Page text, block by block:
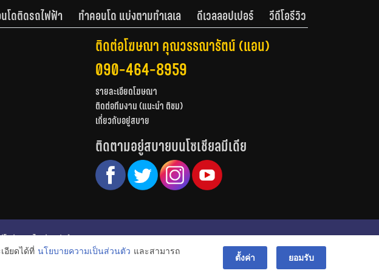
โดติดรถไฟฟ้า ทำคอนโด แบ่งตามทำเลเล ดีเวลลอปเปอร์ วีดีโอรีวิว
ติดต่อโฆษณา คุณวรรณารัตน์ (แอน)
090-464-8959
รายละเอียดโฆษณา
ติดต่อทีมงาน (แนะนำ ติชม)
เกี่ยวกับอยู่สบาย
ติดตามอยู่สบายบนโซเชียลมีเดีย
โอรีวิว
ไอเดียแต่งบ้าน
© สงวนลิขสิทธิ์ 2556-2564
อียดได้ที่ นโยบายความเป็นส่วนตัว และสามารถ
ตั้งค่า ยอมรับ